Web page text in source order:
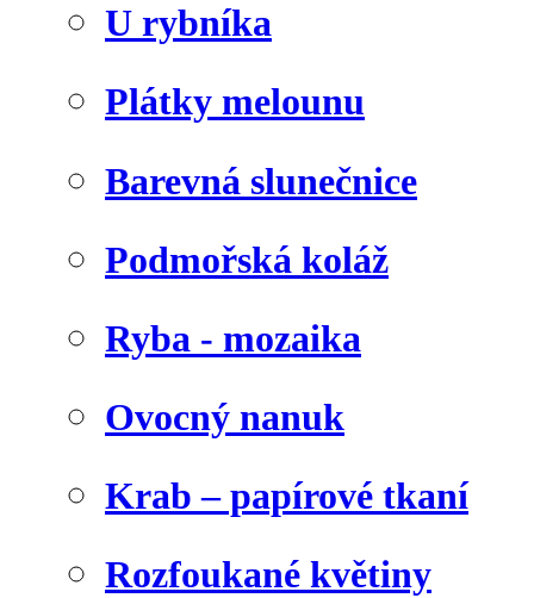
U rybníka
Plátky melounu
Barevná slunečnice
Podmořská koláž
Ryba - mozaika
Ovocný nanuk
Krab – papírové tkaní
Rozfoukané květiny